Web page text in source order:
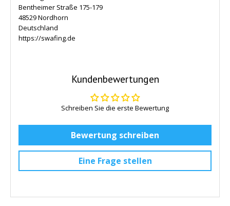
Bentheimer Straße 175-179
48529 Nordhorn
Deutschland
https://swafing.de
Kundenbewertungen
Schreiben Sie die erste Bewertung
Bewertung schreiben
Eine Frage stellen